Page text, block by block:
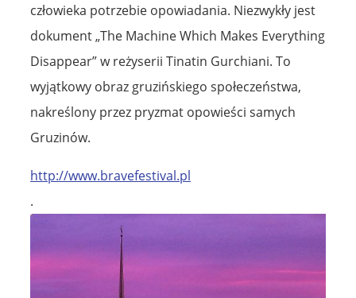
człowieka potrzebie opowiadania. Niezwykły jest
dokument „The Machine Which Makes Everything
Disappear” w reżyserii Tinatin Gurchiani. To
wyjątkowy obraz gruzińskiego społeczeństwa,
nakreślony przez pryzmat opowieści samych
Gruzinów.
http://www.bravefestival.pl
.